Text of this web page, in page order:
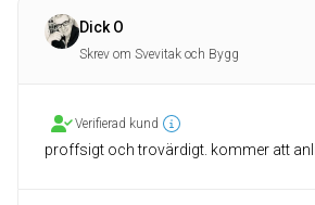
Dick O
Skrev om Svevitak och Bygg
Verifierad kund
proffsigt och trovärdigt. kommer att